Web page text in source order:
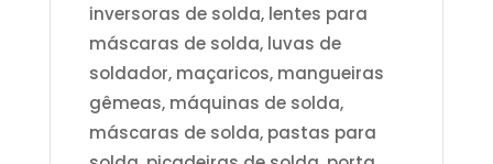
inversoras de solda, lentes para
máscaras de solda, luvas de
soldador, maçaricos, mangueiras
gêmeas, máquinas de solda,
máscaras de solda, pastas para